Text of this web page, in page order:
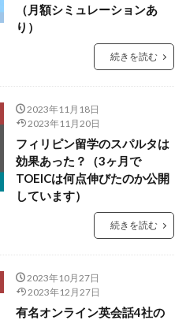
（月額シミュレーションあ
り）
続きを読む
2023年11月18日
2023年11月20日
フィリピン留学のスパルタは
効果あった？（3ヶ月で
TOEICは何点伸びたのか公開
しています）
続きを読む
2023年10月27日
2023年12月27日
有名オンライン英会話4社の